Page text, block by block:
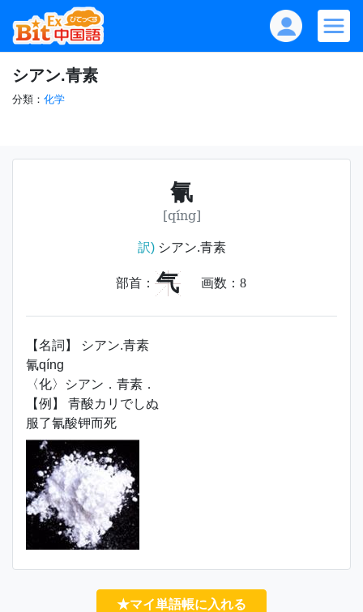
シアン.青素
分類： 化学
氰
[qíng]
訳)シアン.青素
部首： 气 画数： 8
【名詞】 シアン.青素
氰qíng
〈化〉シアン．青素．
【例】 青酸カリでしぬ
服了氰酸钾而死
★マイ単語帳に入れる